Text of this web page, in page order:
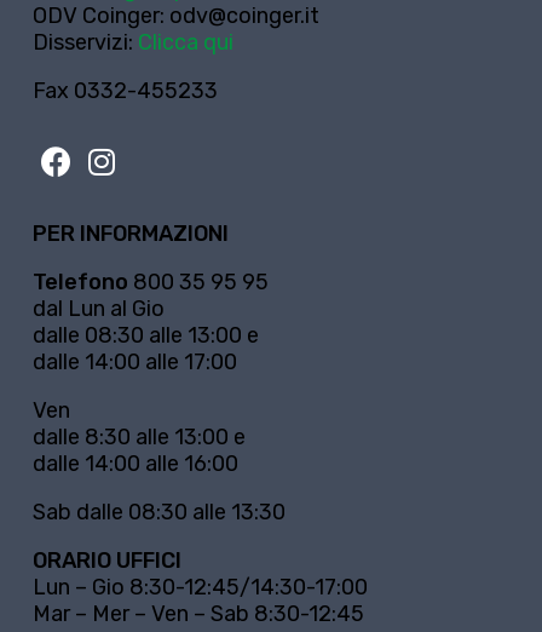
ODV Coinger: odv@coinger.it
Disservizi: Clicca qui
Fax 0332-455233
PER INFORMAZIONI
Telefono 800 35 95 95
dal Lun al Gio
dalle 08:30 alle 13:00 e
dalle 14:00 alle 17:00
Ven
dalle 8:30 alle 13:00 e
dalle 14:00 alle 16:00
Sab dalle 08:30 alle 13:30
ORARIO UFFICI
Lun – Gio 8:30-12:45/14:30-17:00
Mar – Mer – Ven – Sab 8:30-12:45